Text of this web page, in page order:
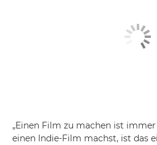
„Einen Film zu machen ist
einen Indie-Film machst, ist das